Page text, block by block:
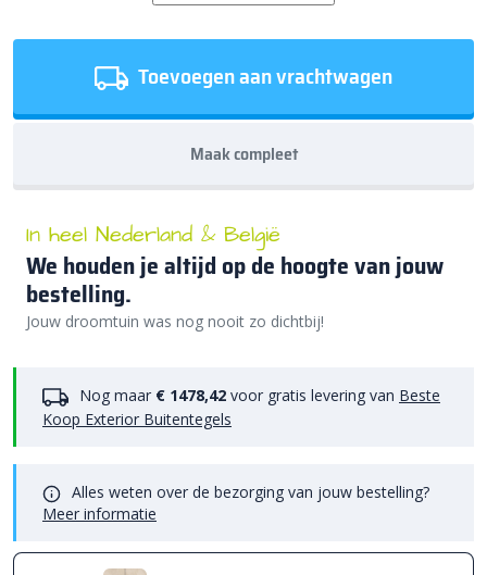
Toevoegen aan vrachtwagen
Maak compleet
In heel Nederland & België
We houden je altijd op de hoogte van jouw
bestelling.
Jouw droomtuin was nog nooit zo dichtbij!
Nog maar € 1478,42 voor gratis levering van Beste
Koop Exterior Buitentegels
Alles weten over de bezorging van jouw bestelling?
Meer informatie